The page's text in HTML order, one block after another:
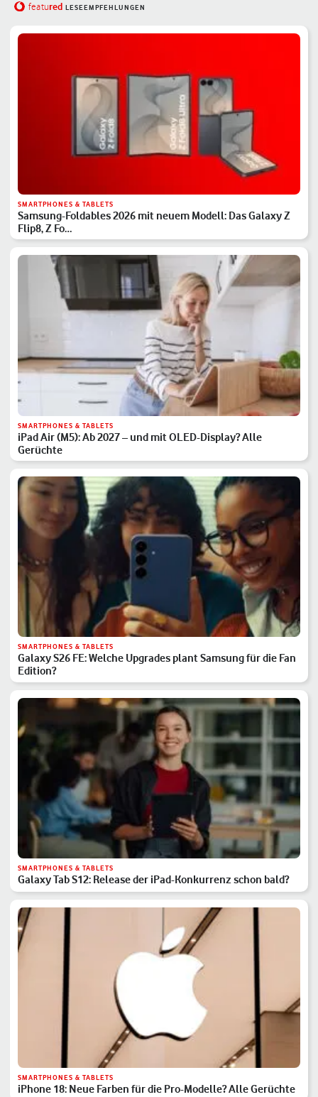
featured LESEEMPFEHLUNGEN
SMARTPHONES & TABLETS
Samsung-Foldables 2026 mit neuem Modell: Das Galaxy Z
Flip8, Z Fo…
SMARTPHONES & TABLETS
iPad Air (M5): Ab 2027 – und mit OLED-Display? Alle
Gerüchte
SMARTPHONES & TABLETS
Galaxy S26 FE: Welche Upgrades plant Samsung für die Fan
Edition?
SMARTPHONES & TABLETS
Galaxy Tab S12: Release der iPad-Konkurrenz schon bald?
SMARTPHONES & TABLETS
iPhone 18: Neue Farben für die Pro-Modelle? Alle Gerüchte